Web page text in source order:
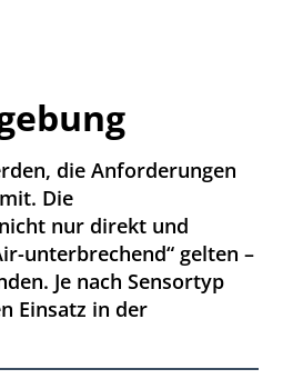
die Anforderungen
Die
nur direkt und
unterbrechend“ gelten –
Je nach Sensortyp
Einsatz in der